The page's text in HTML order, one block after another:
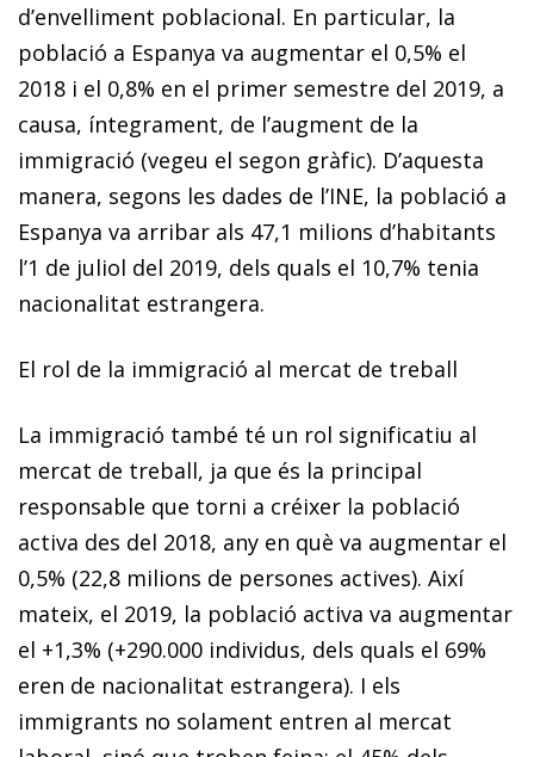
d’envelliment poblacional. En particular, la
població a Espanya va augmentar el 0,5% el
2018 i el 0,8% en el primer semestre del 2019, a
causa, íntegrament, de l’augment de la
immigració (vegeu el segon gràfic). D’aquesta
manera, segons les dades de l’INE, la població a
Espanya va arribar als 47,1 milions d’habitants
l’1 de juliol del 2019, dels quals el 10,7% tenia
nacionalitat estrangera.
El rol de la immigració al mercat de treball
La immigració també té un rol significatiu al
mercat de treball, ja que és la principal
responsable que torni a créixer la població
activa des del 2018, any en què va augmentar el
0,5% (22,8 milions de persones actives). Així
mateix, el 2019, la població activa va augmentar
el +1,3% (+290.000 individus, dels quals el 69%
eren de nacionalitat estrangera). I els
immigrants no solament entren al mercat